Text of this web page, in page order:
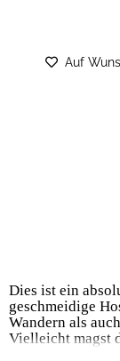
Auf
Dies ist ein
geschmeidige
Wandern als
Vielleicht magst